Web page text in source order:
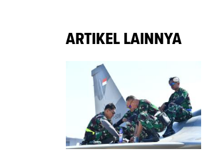
ARTIKEL LAINNYA